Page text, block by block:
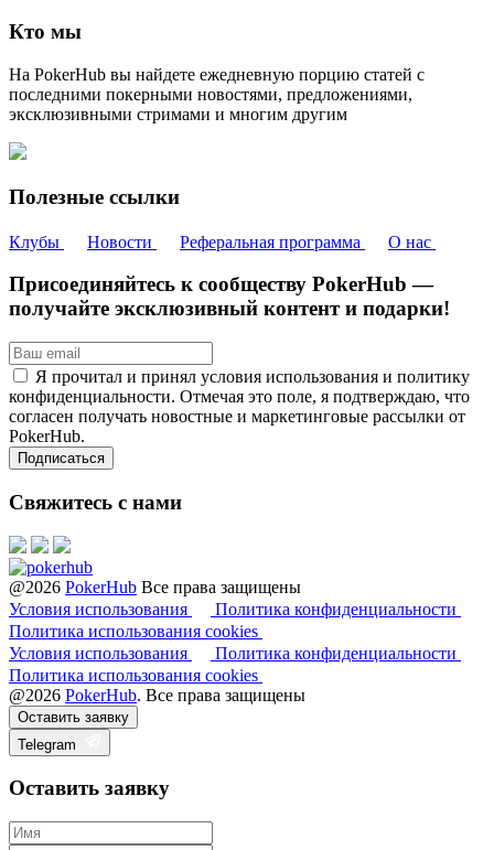
Кто мы
На PokerHub вы найдете ежедневную порцию статей с
последними покерными новостями, предложениями,
эксклюзивными стримами и многим другим
Полезные ссылки
Клубы Новости Реферальная программа О нас
Присоединяйтесь к сообществу PokerHub —
получайте эксклюзивный контент и подарки!
Я прочитал и принял условия использования и политику
конфиденциальности. Отмечая это поле, я подтверждаю, что
согласен получать новостные и маркетинговые рассылки от
PokerHub.
Свяжитесь с нами
@2026 PokerHub Все права защищены
Условия использования
Политика конфиденциальности
Политика использования cookies
Условия использования
Политика конфиденциальности
Политика использования cookies
@2026 PokerHub. Все права защищены
Оставить заявку
Telegram
Оставить заявку